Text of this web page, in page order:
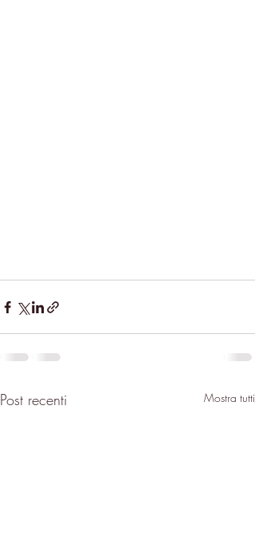
Post recenti Mostra tutti